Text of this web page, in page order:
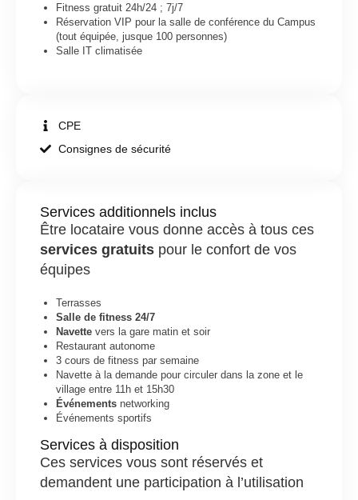
Fitness gratuit 24h/24 ; 7j/7
Réservation VIP pour la salle de conférence du Campus
(tout équipée, jusque 100 personnes)
Salle IT climatisée
CPE
Consignes de sécurité
Services additionnels inclus
Être locataire vous donne accès à tous ces
services gratuits pour le confort de vos
équipes
Terrasses
Salle de fitness 24/7
Navette vers la gare matin et soir
Restaurant autonome
3 cours de fitness par semaine
Navette à la demande pour circuler dans la zone et le
village entre 11h et 15h30
Événements networking
Événements sportifs
Services à disposition
Ces services vous sont réservés et
demandent une participation à l’utilisation